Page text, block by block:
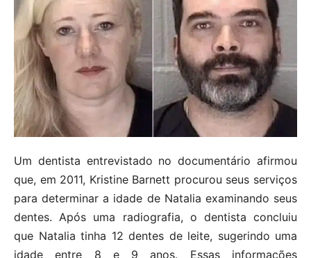
Um dentista entrevistado no documentário afirmou
que, em 2011, Kristine Barnett procurou seus serviços
para determinar a idade de Natalia examinando seus
dentes. Após uma radiografia, o dentista concluiu
que Natalia tinha 12 dentes de leite, sugerindo uma
idade entre 8 e 9 anos. Essas informações